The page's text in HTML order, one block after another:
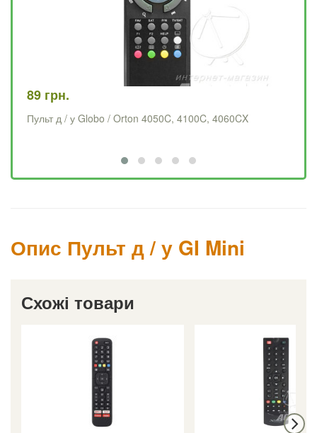
89 грн.
Пульт д / у Globo / Orton 4050C, 4100C, 4060CX
Опис Пульт д / у GI Mini
Схожі товари